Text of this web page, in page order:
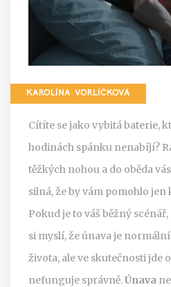
KAROLÍNA VORLÍČKOVÁ
Cítíte se jako vybitá baterie,
hodinách spánku nenabíjí?
těžkých nohou a do oběda
silná, že by vám pomohlo
Pokud je to váš běžný
si myslí, že únava je
života, ale ve skutečnosti jde
nefunguje správně.Únava